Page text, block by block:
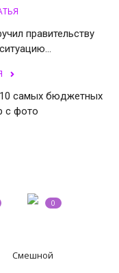
правительству
10 самых бюджетных
с фото
0
Смешной